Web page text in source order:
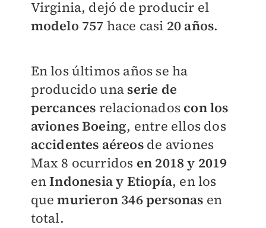
Virginia, dejó de producir el
modelo 757 hace casi 20 años.
En los últimos años se ha
producido una serie de
percances relacionados con los
aviones Boeing, entre ellos dos
accidentes aéreosde aviones
Max 8 ocurridos en 2018 y 2019
enIndonesia y Etiopía, en los
quemurieron 346 personas en
total.